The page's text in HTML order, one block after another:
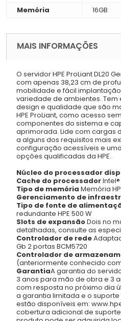
Memória 16GB
MAIS INFORMAÇÕES
O servidor HPE ProLiant DL20
com apenas 38,23 cm de
mobilidade e fácil
variedade de ambientes. Tem
design e qualidade que são
HPE ProLiant, como acesso
componentes do sistema e
aprimorada. Lide com cargas
a alguns dos requisitos mais
configuração acessíveis e
opções qualificadas da HPE.
Núcleo do processador
Cache do processador
Tipo de memória Memória
Gerenciamento de
Tipo de fonte de
redundante HPE 500 W
Slots de expansãoDois no
detalhadas, consulte as
Controlador de rede
Gb 2 portas BCM5720
Controlador de
(anteriormente conhecido
GarantiaA garantia do
3 anos para mão de obra e 3
com resposta no próximo dia
a garantia limitada e o
estão disponíveis em:
cobertura adicional de suporte